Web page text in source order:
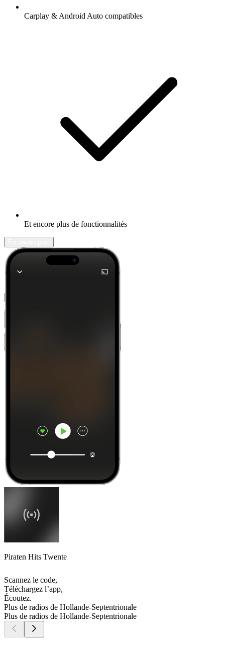
Carplay & Android Auto compatibles
Et encore plus de fonctionnalités
Piraten Hits Twente
Scannez le code,
Téléchargez l’app,
Écoutez.
Plus de radios de Hollande-Septentrionale
Plus de radios de Hollande-Septentrionale